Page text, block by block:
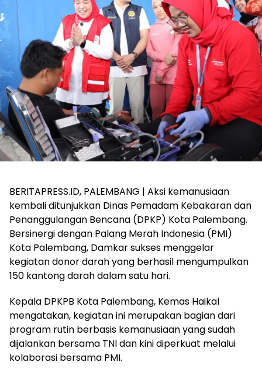
BERITAPRESS.ID, PALEMBANG | Aksi kemanusiaan
kembali ditunjukkan Dinas Pemadam Kebakaran dan
Penanggulangan Bencana (DPKP) Kota Palembang.
Bersinergi dengan Palang Merah Indonesia (PMI)
Kota Palembang, Damkar sukses menggelar
kegiatan donor darah yang berhasil mengumpulkan
150 kantong darah dalam satu hari.
Kepala DPKPB Kota Palembang, Kemas Haikal
mengatakan, kegiatan ini merupakan bagian dari
program rutin berbasis kemanusiaan yang sudah
dijalankan bersama TNI dan kini diperkuat melalui
kolaborasi bersama PMI.